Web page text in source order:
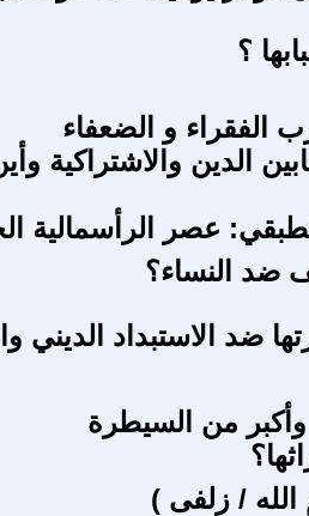
؟
الفقراء و الضعفاء
الدين والاشتراكية
عصر الرأسمالية
ضد النساء؟
ضد الاستبداد الديني
وأكبر من السيطرة
/ زلفى )